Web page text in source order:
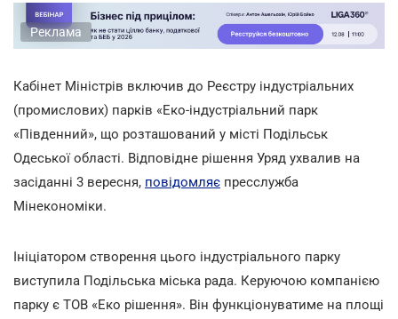
Реклама
Кабінет Міністрів включив до Реєстру індустріальних
(промислових) парків «Еко-індустріальний парк
«Південний», що розташований у місті Подільськ
Одеської області. Відповідне рішення Уряд ухвалив на
засіданні 3 вересня, повідомляє пресслужба
Мінекономіки.
Ініціатором створення цього індустріального парку
виступила Подільська міська рада. Керуючою компанією
парку є ТОВ «Еко рішення». Він функціонуватиме на площі